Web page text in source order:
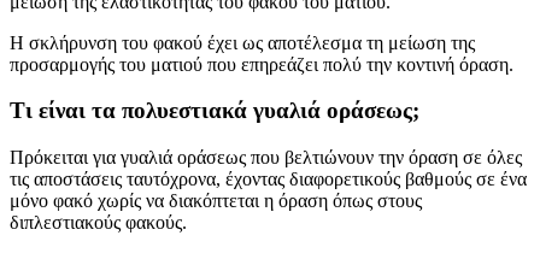
Η σκλήρυνση του φακού έχει ως αποτέλεσμα τη μείωση της
προσαρμογής του ματιού που επηρεάζει πολύ την κοντινή όραση.
Τι είναι τα πολυεστιακά γυαλιά οράσεως;
Πρόκειται για γυαλιά οράσεως που βελτιώνουν την όραση σε όλες
τις αποστάσεις ταυτόχρονα, έχοντας διαφορετικούς βαθμούς σε ένα
μόνο φακό χωρίς να διακόπτεται η όραση όπως στους
διπλεστιακούς φακούς.